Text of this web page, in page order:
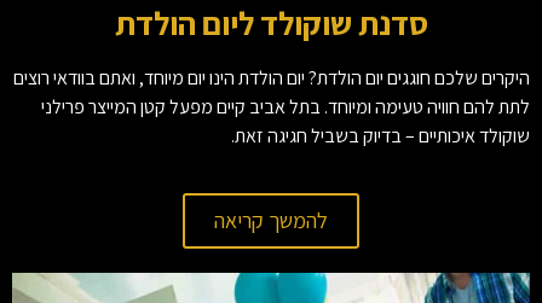
סדנת שוקולד ליום הולדת
היקרים שלכם חוגגים יום הולדת? יום הולדת הינו יום מיוחד, ואתם בוודאי רוצים
לתת להם חוויה טעימה ומיוחד. בתל אביב קיים מפעל קטן המייצר פרילני
שוקולד איכותיים – בדיוק בשביל חגיגה זאת.
להמשך קריאה